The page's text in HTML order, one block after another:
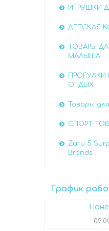
ИГРУШКИ
ДЕТСКАЯ
ТОВАРЫ
МАЛЫША
ПРОГУЛКИ
ОТДЫХ
Товары
СПОРТ
Zuru 5
Brands
График